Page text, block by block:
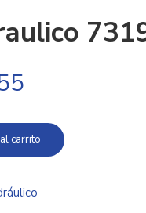
carrito